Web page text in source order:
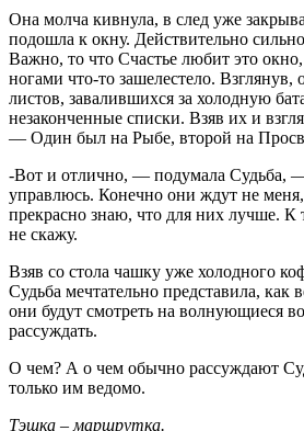
Она молча кивнула, в след уже
подошла к окну. Действительно
Важно, то что Счастье любит это
ногами что-то зашелестело. Взглянув,
листов, завалившихся за холодную
незаконченные списки. Взяв их и
— Один был на Рыбе, второй на
-Вот и отлично, — подумала Судьба, —
управлюсь. Конечно они ждут не
прекрасно знаю, что для них лучше. К
не скажу.
Взяв со стола чашку уже холодного
Судьба мечтательно представила, как
они будут смотреть на волнующиеся
рассуждать.
О чем? А о чем обычно рассуждают
только им ведомо.
Тэшка – маршрутка.